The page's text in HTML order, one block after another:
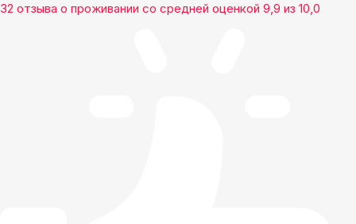
32 отзыва о проживании со средней оценкой 9,9 из 10,0